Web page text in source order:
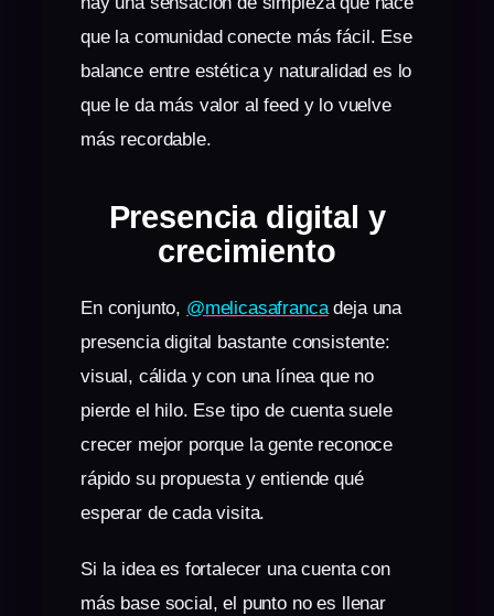
que la comunidad conecte más fácil. Ese
balance entre estética y naturalidad es lo
que le da más valor al feed y lo vuelve
más recordable.
Presencia digital y
crecimiento
En conjunto, @melicasafrancadeja una
presencia digital bastante consistente:
visual, cálida y con una línea que no
pierde el hilo. Ese tipo de cuenta suele
crecer mejor porque la gente reconoce
rápido su propuesta y entiende qué
esperar de cada visita.
Si la idea es fortalecer una cuenta con
más base social, el punto no es llenar